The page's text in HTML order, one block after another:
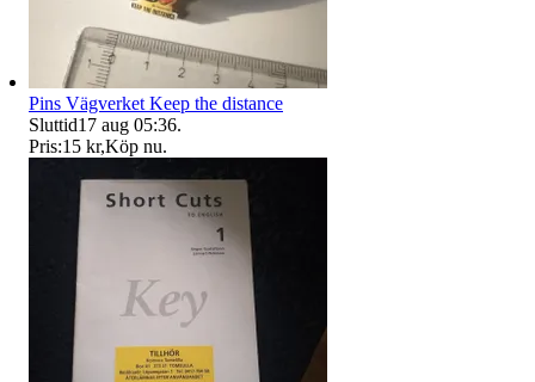
Pins Vägverket Keep the distance
Sluttid17 aug 05:36.
Pris:15 kr,Köp nu.